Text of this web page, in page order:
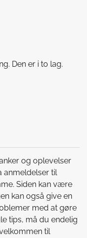
Den er i to lag.
og oplevelser
anmeldelser til
Siden kan være
kan også give en
med at gøre
tips, må du endelig
til